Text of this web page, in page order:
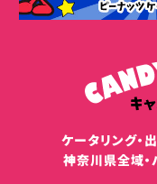
ケータリング・
神奈川県全域